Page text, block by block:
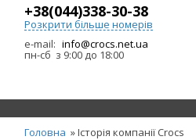
+38(044)338-30-38
Розкрити більше номерів
e-mail: info@crocs.net.ua
пн-сб з 9:00 до 18:00
Головна » Історія компанії Crocs